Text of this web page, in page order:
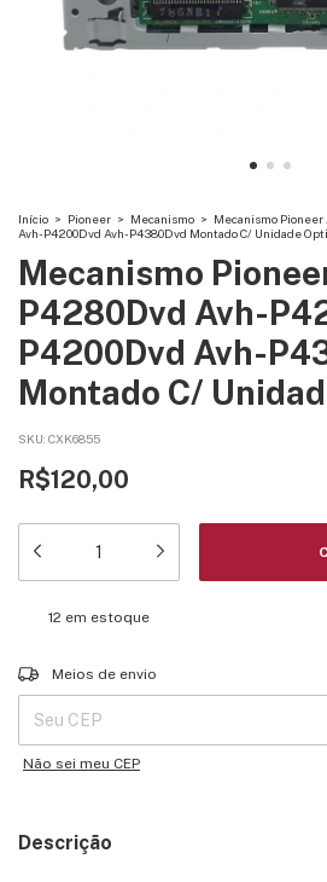
Início > Pioneer > Mecanismo > Mecanismo
Avh-P4200Dvd Avh-P4380Dvd Montado C/ Unidade
Mecanismo
P4280Dvd Avh-
P4200Dvd Avh-
Montado C/
SKU: CXK6855
R$120,00
12 em estoque
Entregas para o CEP:
Meios de envio
Não sei meu CEP
Descrição